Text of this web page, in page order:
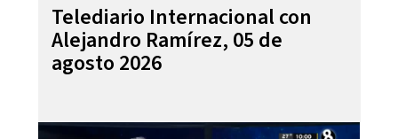
Telediario Internacional con
Alejandro Ramírez, 05 de
agosto 2026